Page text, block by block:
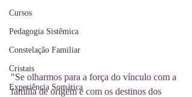
Cursos
Pedagogia Sistêmica
Constelação Familiar
Cristais
Experiência Somática
"Se olharmos para a força do vínculo com a
família de origem e com os destinos dos